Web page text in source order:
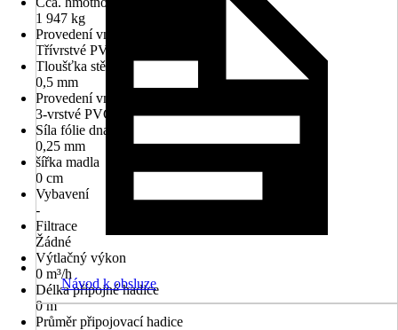
1 947 kg
Provedení vnějšího opláštění
Třívrstvé PVC a polyester
Tloušťka stěny
0,5 mm
Provedení vnitřního obložení
3-vrstvé PVC
Síla fólie dna
0,25 mm
šířka madla
0 cm
Vybavení
-
Filtrace
Žádné
Výtlačný výkon
0 m³/h
Délka přípojné hadice
0 m
Průměr připojovací hadice
Návod k obsluze